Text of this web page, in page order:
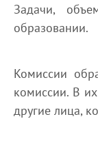
Задачи,
образовании.
Комиссии
комиссии. В
другие лица,